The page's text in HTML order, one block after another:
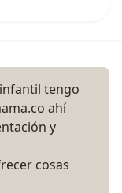
tengo
ahí
y
cosas